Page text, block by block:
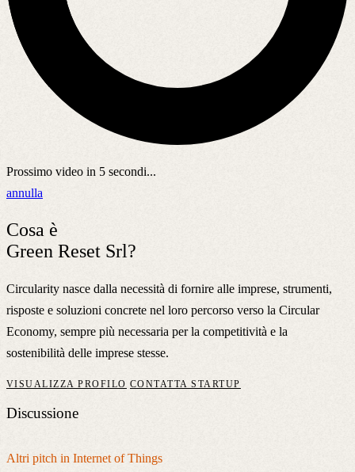
Prossimo video in 5 secondi...
annulla
Cosa è
Green Reset Srl?
Circularity nasce dalla necessità di fornire alle imprese, strumenti,
risposte e soluzioni concrete nel loro percorso verso la Circular
Economy, sempre più necessaria per la competitività e la
sostenibilità delle imprese stesse.
VISUALIZZA PROFILO CONTATTA STARTUP
Discussione
Altri pitch in Internet of Things